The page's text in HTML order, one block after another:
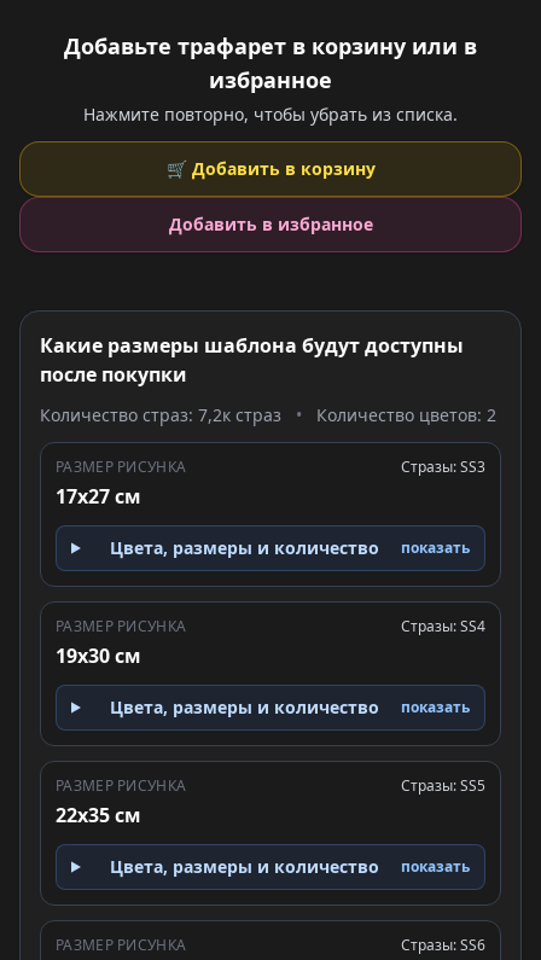
Добавьте трафарет в корзину или в
избранное
Нажмите повторно, чтобы убрать из списка.
🛒 Добавить в корзину
Добавить в избранное
Какие размеры шаблона будут доступны
после покупки
Количество страз: 7,2к страз • Количество цветов: 2
РАЗМЕР РИСУНКА
17x27 см
Стразы: SS3
Цвета, размеры и количество показать
РАЗМЕР РИСУНКА
19x30 см
Стразы: SS4
Цвета, размеры и количество показать
РАЗМЕР РИСУНКА
22x35 см
Стразы: SS5
Цвета, размеры и количество показать
РАЗМЕР РИСУНКА Стразы: SS6